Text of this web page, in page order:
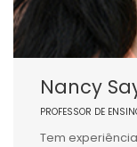
Nancy
PROFESSOR DE
Tem